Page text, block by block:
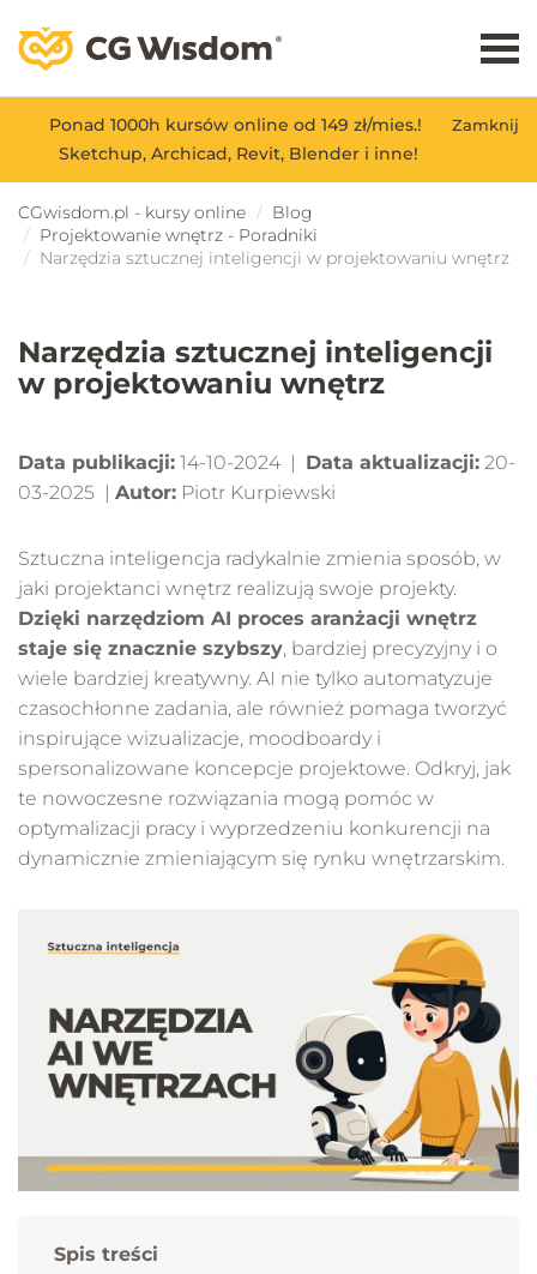
Zamknij
Ponad 1000h kursów online od 149 zł/mies.!
Sketchup, Archicad, Revit, Blender i inne!
CGwisdom.pl - kursy online
Blog
Projektowanie wnętrz - Poradniki
Narzędzia sztucznej inteligencji w projektowaniu wnętrz
Narzędzia sztucznej inteligencji
w projektowaniu wnętrz
Data publikacji: 14-10-2024 | Data aktualizacji: 20-
03-2025 | Autor: Piotr Kurpiewski
Sztuczna inteligencja radykalnie zmienia sposób, w
jaki projektanci wnętrz realizują swoje projekty.
Dzięki narzędziom AI proces aranżacji wnętrz
staje się znacznie szybszy, bardziej precyzyjny i o
wiele bardziej kreatywny. AI nie tylko automatyzuje
czasochłonne zadania, ale również pomaga tworzyć
inspirujące wizualizacje, moodboardy i
spersonalizowane koncepcje projektowe. Odkryj, jak
te nowoczesne rozwiązania mogą pomóc w
optymalizacji pracy i wyprzedzeniu konkurencji na
dynamicznie zmieniającym się rynku wnętrzarskim.
Spis treści